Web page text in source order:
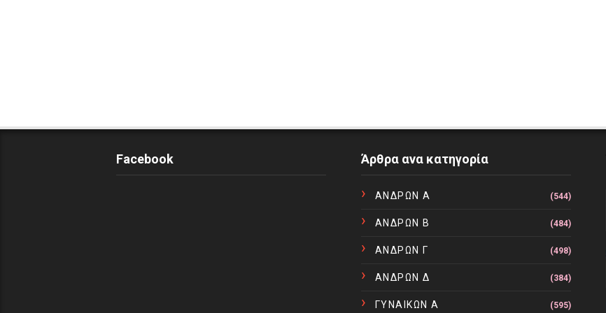
Facebook Άρθρα ανα κατηγορία
ΑΝΔΡΩΝ Α (544)
ΑΝΔΡΩΝ Β (484)
ΑΝΔΡΩΝ Γ (498)
ΑΝΔΡΩΝ Δ (384)
ΓΥΝΑΙΚΩΝ Α (595)